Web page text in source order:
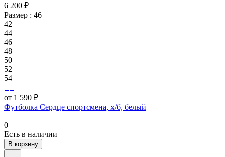
6 200 ₽
Размер : 46
42
44
46
48
50
52
54
от 1 590 ₽
Футболка Сердце спортсмена, х/б, белый
0
Есть в наличии
В корзину